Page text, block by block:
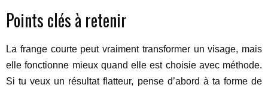
Points clés à retenir
La frange courte peut vraiment transformer un visage, mais
elle fonctionne mieux quand elle est choisie avec méthode.
Si tu veux un résultat flatteur, pense d’abord à ta forme de